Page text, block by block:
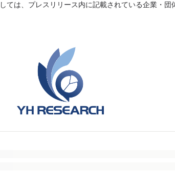
ては、プレスリリース内に記載されている企業・団